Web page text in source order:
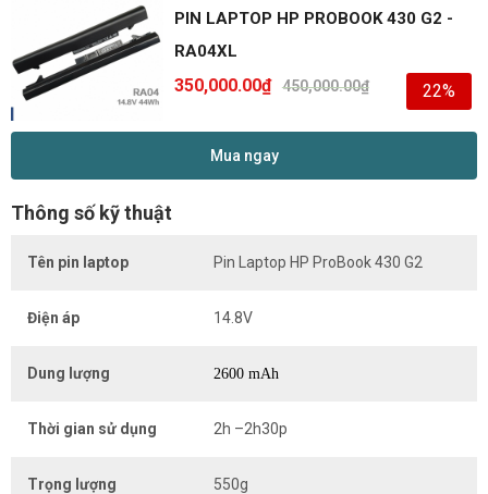
PIN LAPTOP HP PROBOOK 430 G2 -
RA04XL
450,000.00₫
350,000.00₫ 22%
Mua ngay
Thông số kỹ thuật
Tên pin laptop Pin Laptop HP ProBook 430 G2
Điện áp 14.8V
Dung lượng 2600 mAh
Thời gian sử dụng 2h –2h30p
Trọng lượng 550g